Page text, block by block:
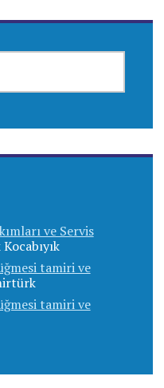
ve Servis
tamiri ve
tamiri ve